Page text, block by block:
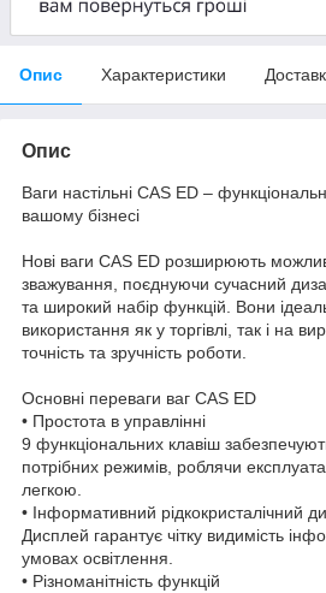
Опис Характеристики
Опис
Ваги настільні CAS ED –
вашому бізнесі
Нові ваги CAS ED розширюють
зважування, поєднуючи сучасний
та широкий набір функцій. Вони
використання як у торгівлі, так і на
точність та зручність роботи.
Основні переваги ваг CAS ED
• Простота в управлінні
9 функціональних клавіш
потрібних режимів, роблячи
легкою.
• Інформативний рідкокристалічний
Дисплей гарантує чітку видимість
умовах освітлення.
• Різноманітність функцій